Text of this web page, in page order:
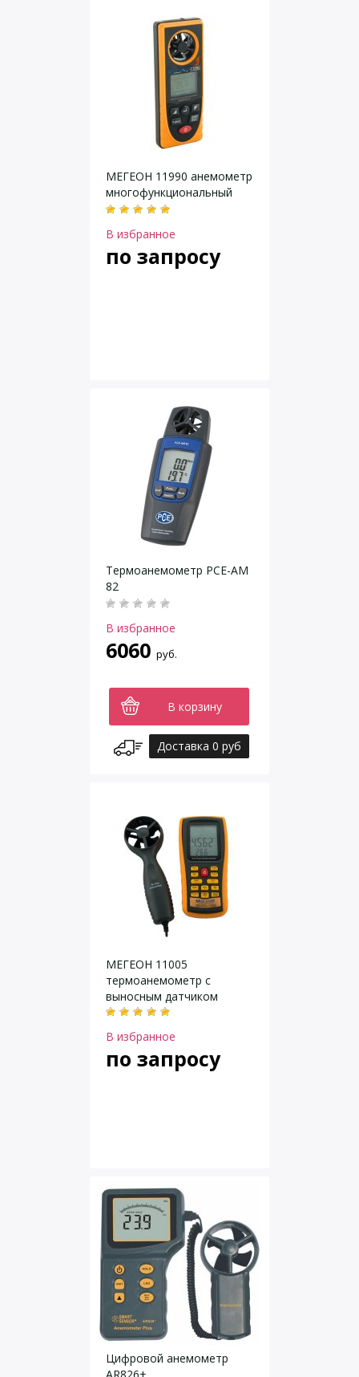
МЕГЕОН 11990 анемометр
многофункциональный
В избранное
по запросу
Термоанемометр РСЕ-АМ
82
В избранное
6060 руб.
В корзину
Доставка 0 руб
МЕГЕОН 11005
термоанемометр с
выносным датчиком
В избранное
по запросу
Цифровой анемометр